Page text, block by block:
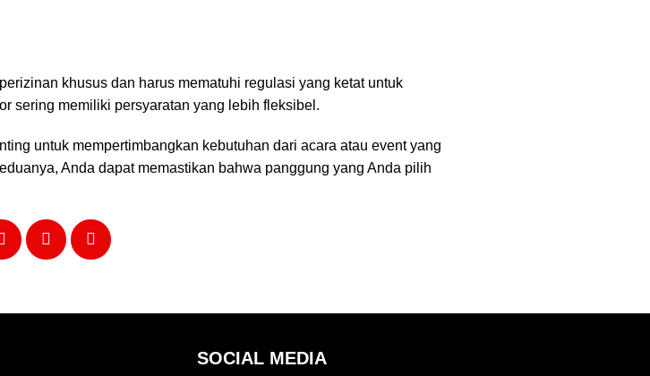
khusus dan harus mematuhi regulasi yang ketat untuk
sering memiliki persyaratan yang lebih fleksibel.
untuk mempertimbangkan kebutuhan dari acara atau event yang
Anda dapat memastikan bahwa panggung yang Anda pilih
SOCIAL MEDIA